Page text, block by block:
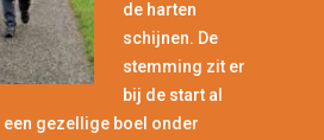
de harten
schijnen. De
stemming zit er
bij de start al
een gezellige boel onder